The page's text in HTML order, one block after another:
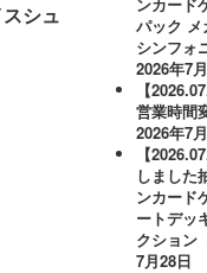
シュ
パック メ
シンフォ
2026年7
【
営業時間
2026年7
【
しました
ンカード
ートデッ
クション
7月28日